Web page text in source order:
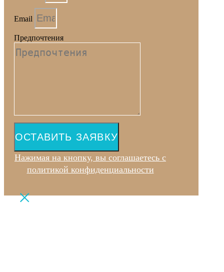
Email
Предпочтения
ОСТАВИТЬ ЗАЯВКУ
Нажимая на кнопку, вы соглашаетесь с
политикой конфиденциальности